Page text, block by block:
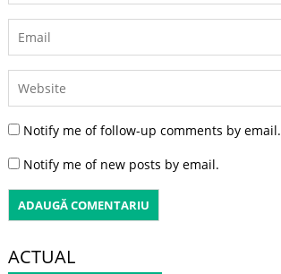
Notify me of follow-up comments by email.
Notify me of new posts by email.
ACTUAL